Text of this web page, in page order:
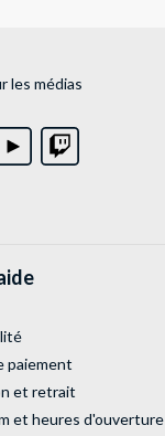
les médias
paiement
et retrait
et heures d'ouverture